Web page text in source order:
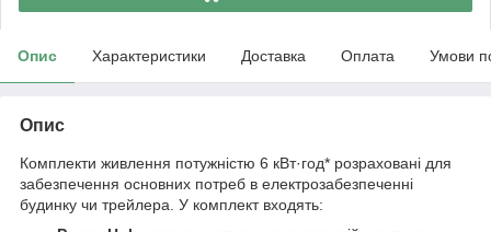
Опис Характеристики Доставка Оплата Умови
Опис
Комплекти живлення потужністю 6 кВт·год* розраховані для
забезпечення основних потреб в електрозабезпеченні
будинку чи трейлера. У комплект входять: